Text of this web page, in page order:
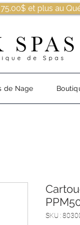
et plus au
de Nage
SKU :